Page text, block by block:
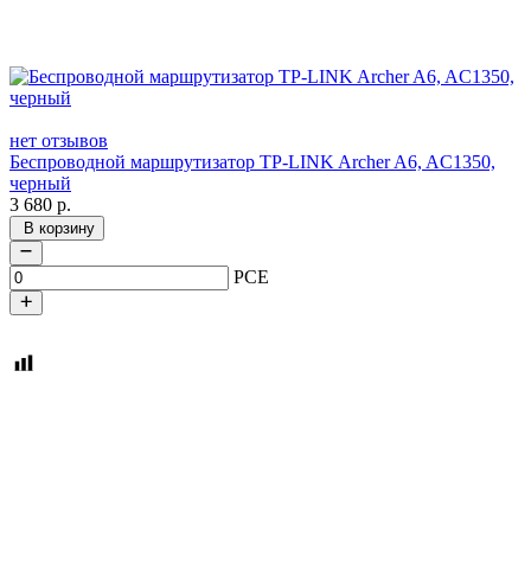
нет отзывов
Беспроводной маршрутизатор TP-LINK Archer A6, AC1350,
черный
3 680 р.
В корзину
PCE